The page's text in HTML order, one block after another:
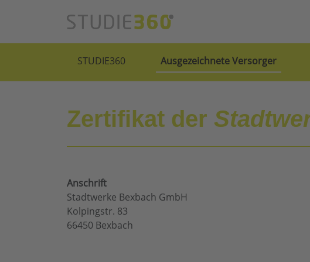
STUDIE360 Ausgezeichnete Versorger
Zertifikat der
Anschrift
Stadtwerke Bexbach GmbH
Kolpingstr. 83
66450 Bexbach